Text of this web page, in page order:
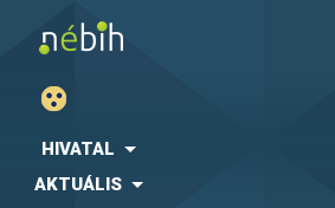
HIVATAL
AKTUÁLIS